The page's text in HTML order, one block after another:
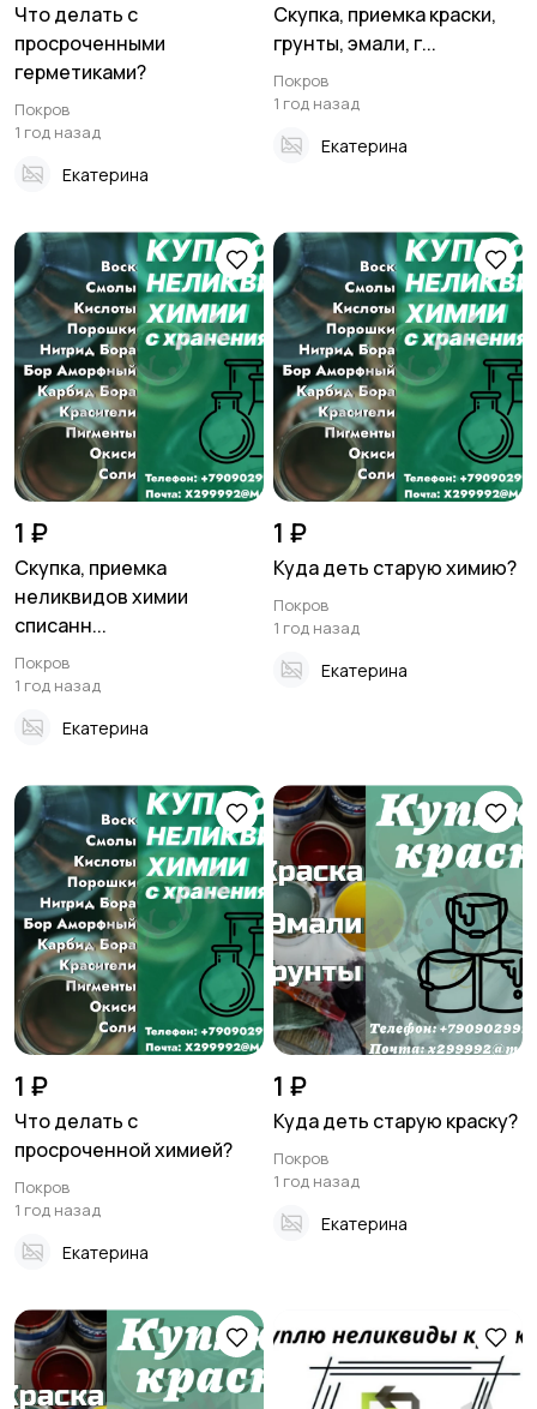
Детские товары
Что делать с
просроченными
герметиками?
Покров
1 год назад
Екатерина
Скупка, приемка краски,
грунты, эмали, г...
Покров
1 год назад
Екатерина
1 ₽
Скупка, приемка
неликвидов химии
списанн...
Покров
1 год назад
Екатерина
1 ₽
Куда деть старую химию?
Покров
1 год назад
Екатерина
1 ₽
Что делать с
просроченной химией?
Покров
1 год назад
Екатерина
1 ₽
Куда деть старую краску?
Покров
1 год назад
Екатерина